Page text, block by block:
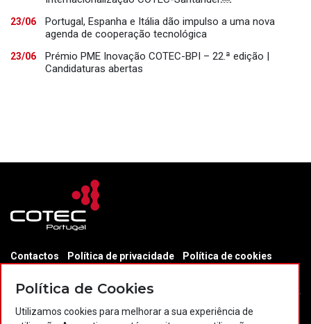
23/06
Portugal, Espanha e Itália dão impulso a uma nova
agenda de cooperação tecnológica
23/06
Prémio PME Inovação COTEC-BPI – 22.ª edição |
Candidaturas abertas
Contactos Política de privacidade
Política de cookies
Política de Cookies
Utilizamos cookies para melhorar a sua experiência de